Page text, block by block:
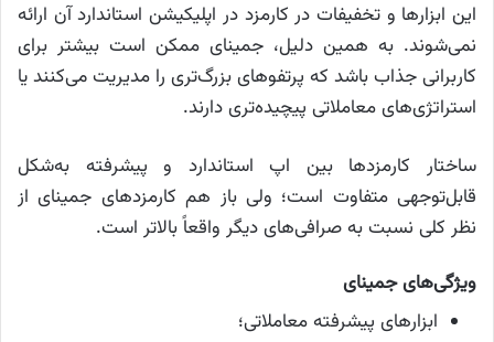
این ابزارها و تخفیفات در کارمزد در اپلیکیشن استاندارد آن ارائه
نمی‌شوند. به همین دلیل، جمینای ممکن است بیشتر برای
کاربرانی جذاب باشد که پرتفوهای بزرگ‌تری را مدیریت می‌کنند یا
استراتژی‌های معاملاتی پیچیده‌تری دارند.
ساختار کارمزدها بین اپ استاندارد و پیشرفته به‌شکل
قابل‌توجهی متفاوت است؛ ولی باز هم کارمزدهای جمینای از
نظر کلی نسبت به صرافی‌های دیگر واقعاً بالاتر است.
ویژگی‌های جمینای
ابزارهای پیشرفته معاملاتی؛